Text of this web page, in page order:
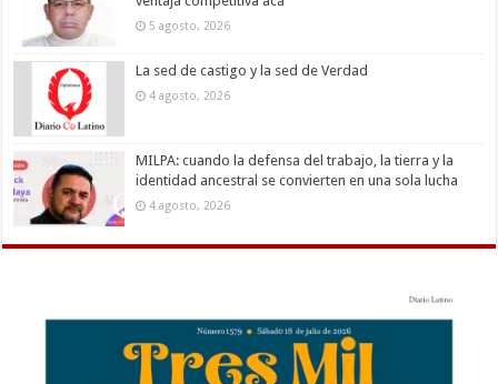
5 agosto, 2026
La sed de castigo y la sed de Verdad
4 agosto, 2026
MILPA: cuando la defensa del trabajo, la tierra y la
identidad ancestral se convierten en una sola lucha
4 agosto, 2026